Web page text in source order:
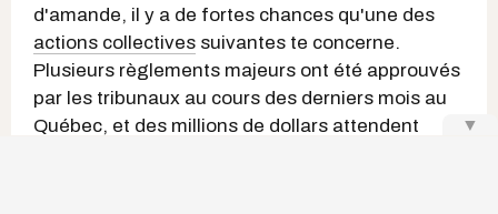
d'amande, il y a de fortes chances qu'une des
actions collectives suivantes te concerne.
Plusieurs règlements majeurs ont été approuvés
par les tribunaux au cours des derniers mois au
Québec, et des millions de dollars attendent
▼